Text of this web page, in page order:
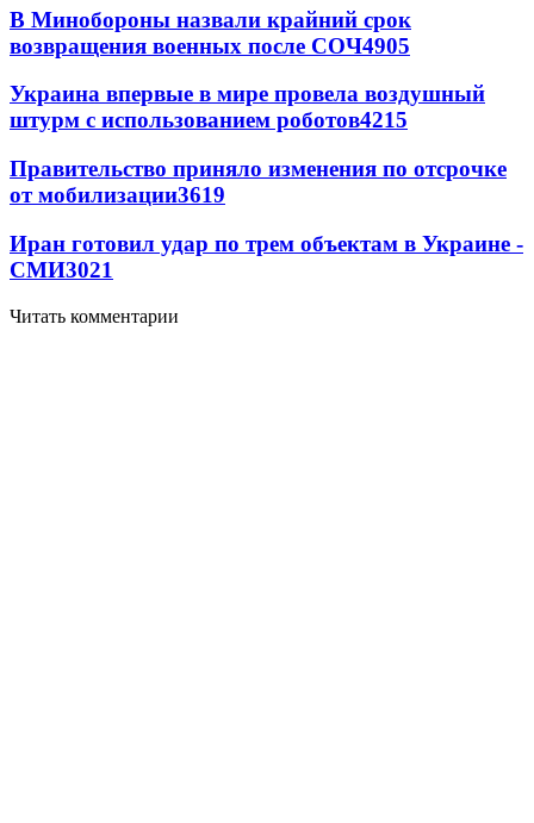
В Минобороны назвали крайний срок
возвращения военных после СОЧ4905
Украина впервые в мире провела воздушный
штурм с использованием роботов4215
Правительство приняло изменения по отсрочке
от мобилизации3619
Иран готовил удар по трем объектам в Украине -
СМИ3021
Читать комментарии